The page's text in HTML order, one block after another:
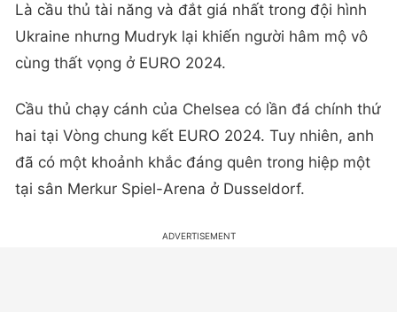
Là cầu thủ tài năng và đắt giá nhất trong đội hình
Ukraine nhưng Mudryk lại khiến người hâm mộ vô
cùng thất vọng ở EURO 2024.
Cầu thủ chạy cánh của Chelsea có lần đá chính thứ
hai tại Vòng chung kết EURO 2024. Tuy nhiên, anh
đã có một khoảnh khắc đáng quên trong hiệp một
tại sân Merkur Spiel-Arena ở Dusseldorf.